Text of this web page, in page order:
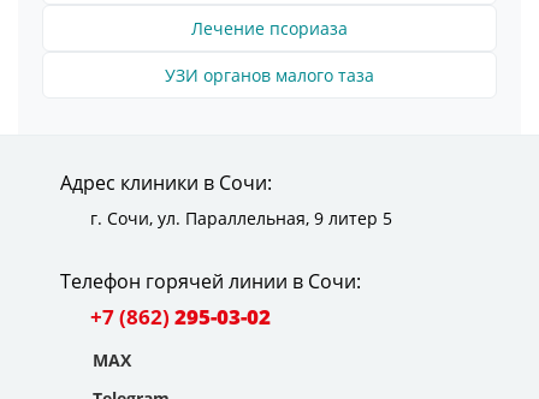
Лечение псориаза
УЗИ органов малого таза
Адрес клиники в Сочи:
г. Сочи, ул. Параллельная, 9 литер 5
Телефон горячей линии в Сочи:
+7 (862) 295-03-02
MAX